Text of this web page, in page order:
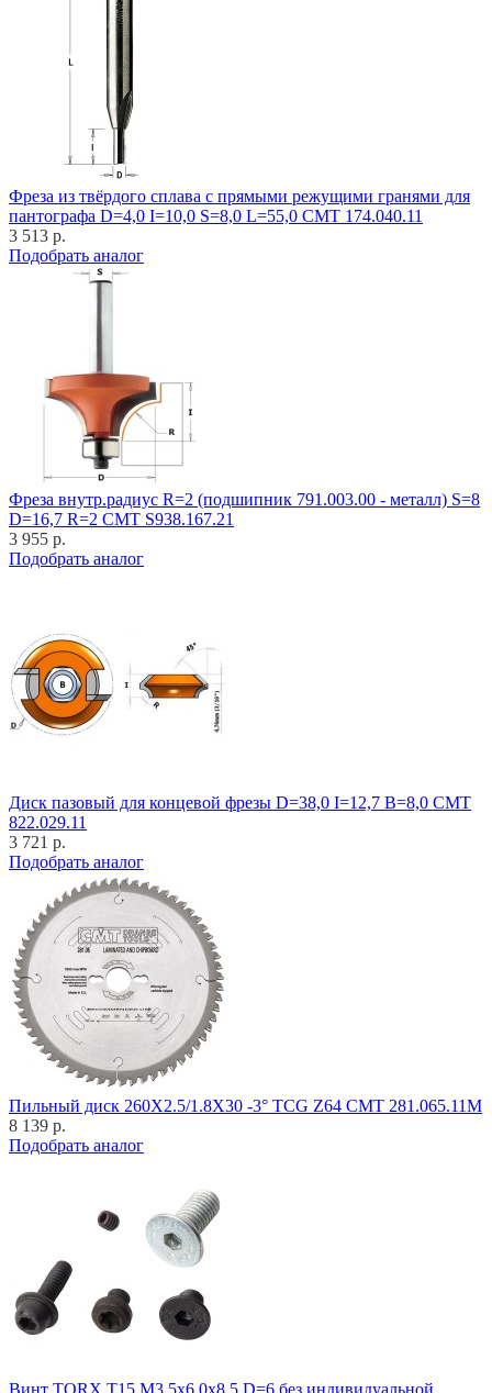
Фреза из твёрдого сплава с прямыми режущими гранями для
пантографа D=4,0 I=10,0 S=8,0 L=55,0 CMT 174.040.11
3 513 р.
Подобрать аналог
Фреза внутр.радиус R=2 (подшипник 791.003.00 - металл) S=8
D=16,7 R=2 CMT S938.167.21
3 955 р.
Подобрать аналог
Диск пазовый для концевой фрезы D=38,0 I=12,7 B=8,0 CMT
822.029.11
3 721 р.
Подобрать аналог
Пильный диск 260X2.5/1.8X30 -3° TCG Z64 CMT 281.065.11M
8 139 р.
Подобрать аналог
Винт TORX T15 M3,5x6,0x8,5 D=6 без индивидуальной